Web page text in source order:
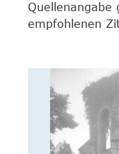
Quellenangabe
empfohlenen